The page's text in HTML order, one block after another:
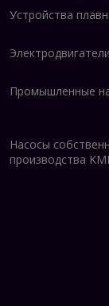
Устройства
Электродвигатели
Промышленные
Насосы
производства